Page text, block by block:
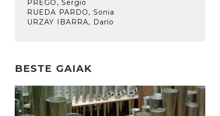
PREGO, Sergio
RUEDA PARDO, Sonia
URZAY IBARRA, Darío
BESTE GAIAK
Irakurri